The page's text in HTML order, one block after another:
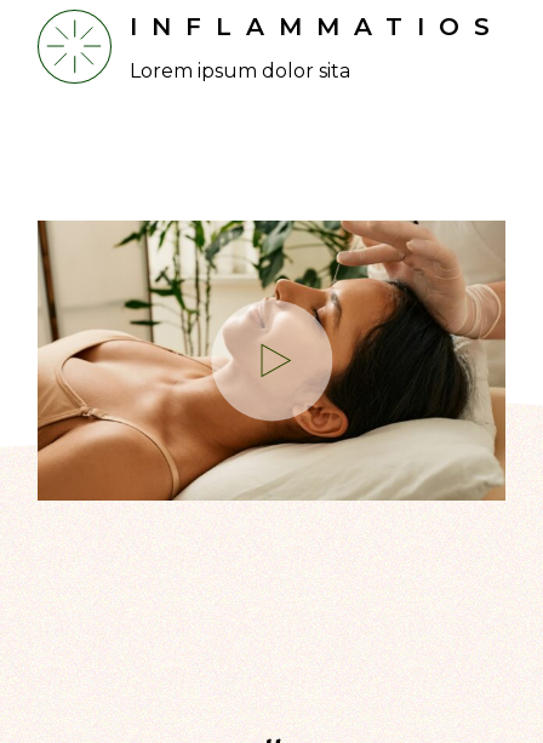
INFLAMMATIOS
Lorem ipsum dolor sita